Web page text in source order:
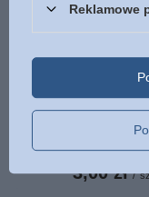
Kartka
3,00 zł /
Kartka
błogosławi
3,00 zł /
Reklamowe